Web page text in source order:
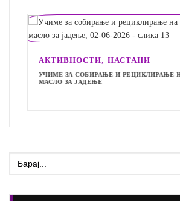
АКТИВНОСТИ,НАСТАНИ
УЧИМЕ ЗА СОБИРАЊЕ И РЕЦИКЛИРАЊЕ
МАСЛО ЗА ЈАДЕЊЕ
Search
for: